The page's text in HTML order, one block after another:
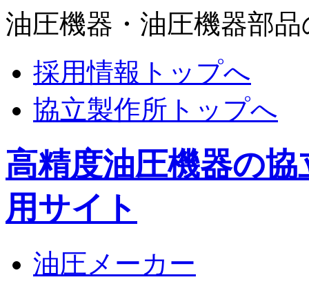
油圧機器・油圧機器部
採用情報トップへ
協立製作所トップへ
高精度油圧機器の
用サイト
油圧メーカー